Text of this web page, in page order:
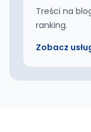
Treści na
ranking.
Zobacz